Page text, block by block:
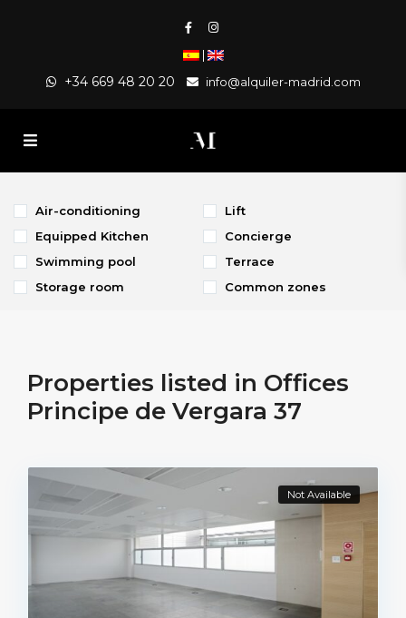
|
+34 669 48 20 20 info@alquiler-madrid.com
Air-conditioning
Lift
Equipped Kitchen
Concierge
Swimming pool
Terrace
Storage room
Common zones
Properties listed in Offices
Principe de Vergara 37
Not Available